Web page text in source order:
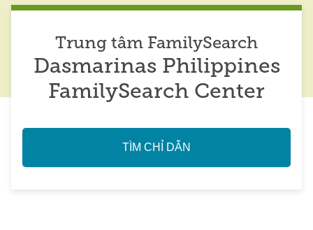
Trung tâm FamilySearch
Dasmarinas Philippines
FamilySearch Center
TÌM CHỈ DẪN